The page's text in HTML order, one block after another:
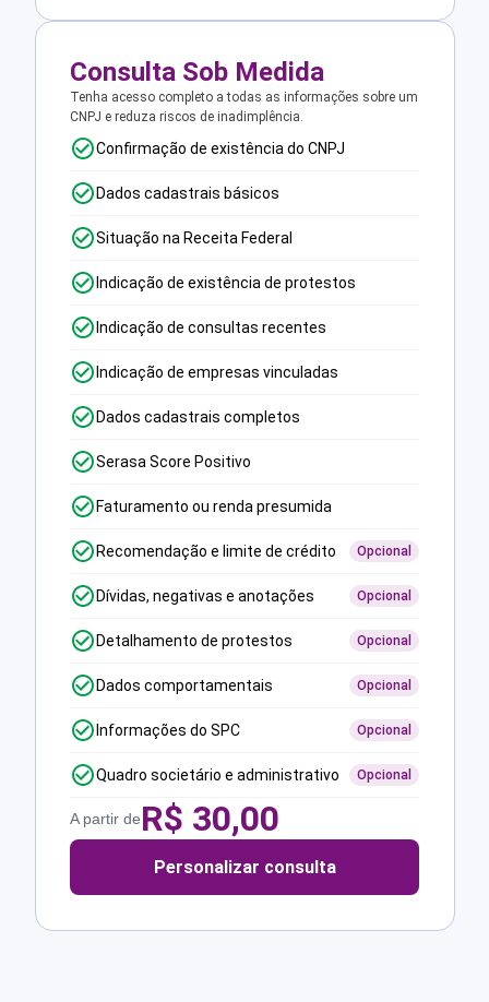
Consulta Sob Medida
Tenha acesso completo a todas as informações sobre um
CNPJ e reduza riscos de inadimplência.
Confirmação de existência do CNPJ
Dados cadastrais básicos
Situação na Receita Federal
Indicação de existência de protestos
Indicação de consultas recentes
Indicação de empresas vinculadas
Dados cadastrais completos
Serasa Score Positivo
Faturamento ou renda presumida
Recomendação e limite de crédito Opcional
Dívidas, negativas e anotações Opcional
Detalhamento de protestos Opcional
Dados comportamentais Opcional
Informações do SPC Opcional
Quadro societário e administrativo Opcional
A partir deR$ 30,00
Personalizar consulta